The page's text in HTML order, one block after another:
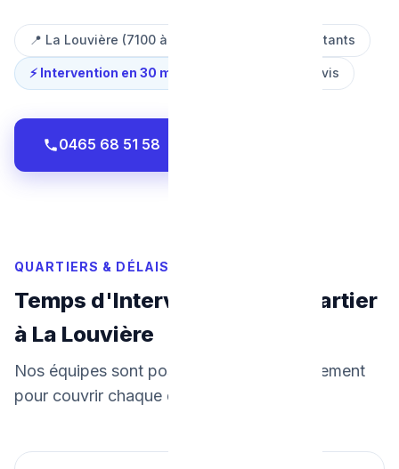
📍 La Louvière (7100 à 7110) 👥 80 000 habitants
⚡ Intervention en 30 min ⭐ 4.9/5 — 500+ avis
0465 68 51 58
QUARTIERS & DÉLAIS DE RÉPONSE
Temps d'Intervention par Quartier
à La Louvière
Nos équipes sont positionnées stratégiquement
pour couvrir chaque quartier rapidement.